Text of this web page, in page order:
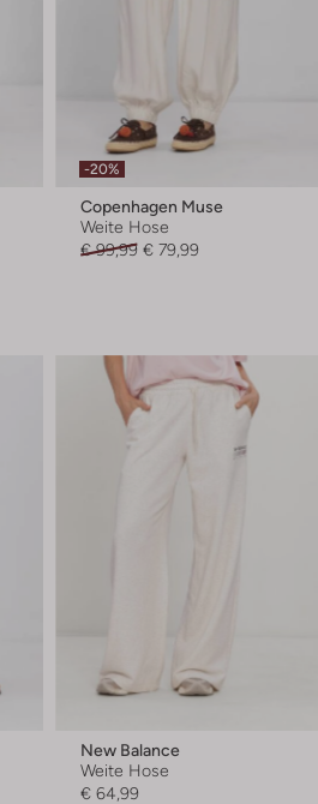
-20%
Copenhagen Muse
Weite Hose
€ 99,99 € 79,99
New Balance
Weite Hose
€ 64,99